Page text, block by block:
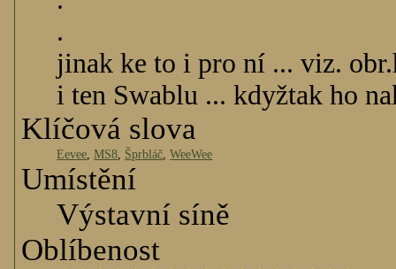
.
jinak ke to i pro ní ... viz.
i ten Swablu ... kdyžtak ho
Klíčová slova
Eevee,MS8, Šprbláč,WeeWee
Umístění
Výstavní síně
Oblíbenost